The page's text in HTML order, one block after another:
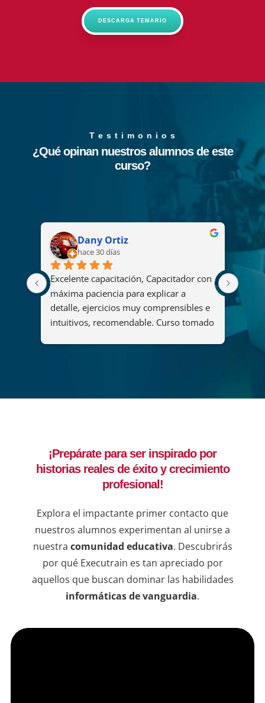
DESCARGA TEMARIO
T e s t i m o n i o s
¿Qué opinan nuestros alumnos de este
curso?
Dany Ortiz
hace 30 días
Excelente capacitación, Capacitador con
máxima paciencia para explicar a
detalle, ejercicios muy comprensibles e
intuitivos, recomendable. Curso tomado
¡Prepárate para ser inspirado por
historias reales de éxito y crecimiento
profesional!
Explora el impactante primer contacto que
nuestros alumnos experimentan al unirse a
nuestra comunidad educativa. Descubrirás
por qué Executrain es tan apreciado por
aquellos que buscan dominar las habilidades
informáticas de vanguardia.